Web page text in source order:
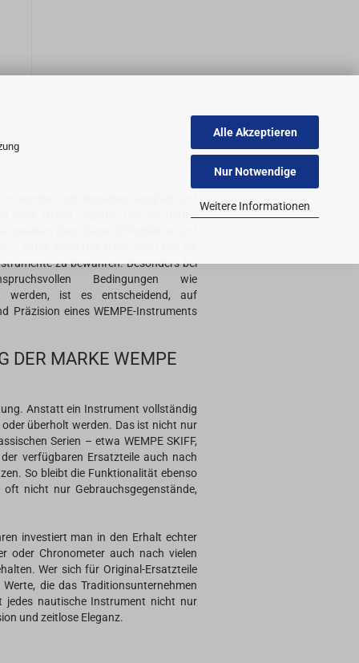
Alle Akzeptieren
Nur Notwendige
Weitere Informationen
wird streng geprüft, um die hohen
zu bewahren. Besonders bei
Bedingungen wie
werden, ist es entscheidend, auf
Präzision eines WEMPE-Instruments
DER MARKE WEMPE
Anstatt ein Instrument vollständig
überholt werden. Das ist nicht nur
Serien – etwa WEMPE SKIFF,
der verfügbaren Ersatzteile auch nach
So bleibt die Funktionalität ebenso
nicht nur Gebrauchsgegenstände,
investiert man in den Erhalt echter
oder Chronometer auch nach vielen
Wer sich für Original-Ersatzteile
die das Traditionsunternehmen
jedes nautische Instrument nicht nur
und zeitlose Eleganz.